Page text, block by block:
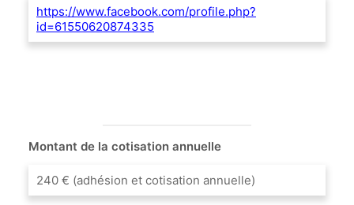
https://www.facebook.com/profile.php?
id=61550620874335
Montant de la cotisation annuelle
240 € (adhésion et cotisation annuelle)